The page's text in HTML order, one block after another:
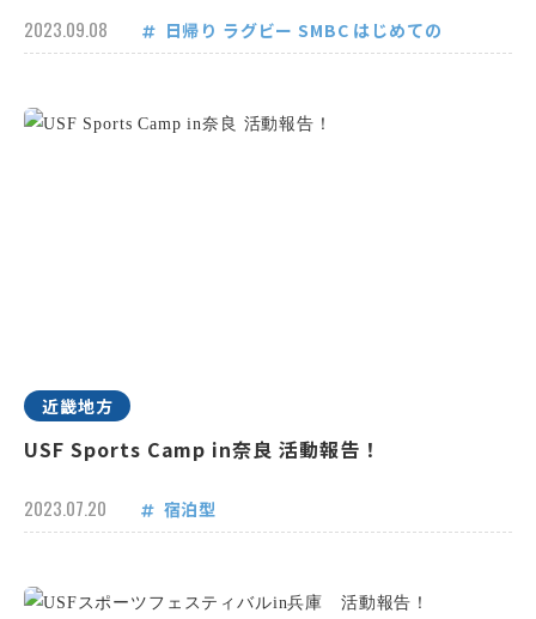
2023.09.08 日帰り ラグビー SMBC はじめての
近畿地方
USF Sports Camp in奈良 活動報告！
2023.07.20 宿泊型